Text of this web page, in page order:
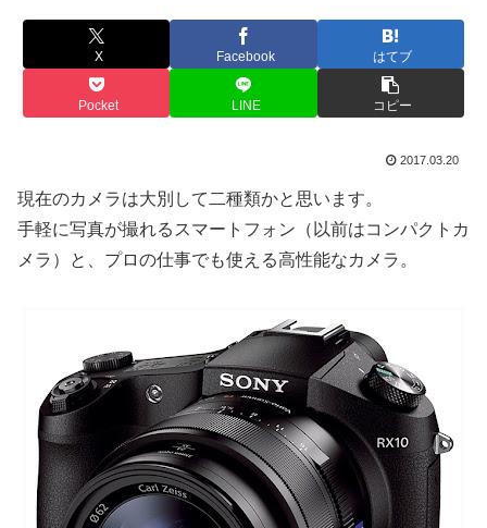
X Facebook はてブ
Pocket LINE コピー
2017.03.20
現在のカメラは大別して二種類かと思います。
手軽に写真が撮れるスマートフォン（以前はコンパクトカ
メラ）と、プロの仕事でも使える高性能なカメラ。